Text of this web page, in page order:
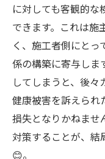
に対しても客観的な
できます。これは施
く、施工者側にとっ
係の構築に寄与しま
してしまうと、後
健康被害を訴えられ
損失となりかねませ
対策することが、結
😊。